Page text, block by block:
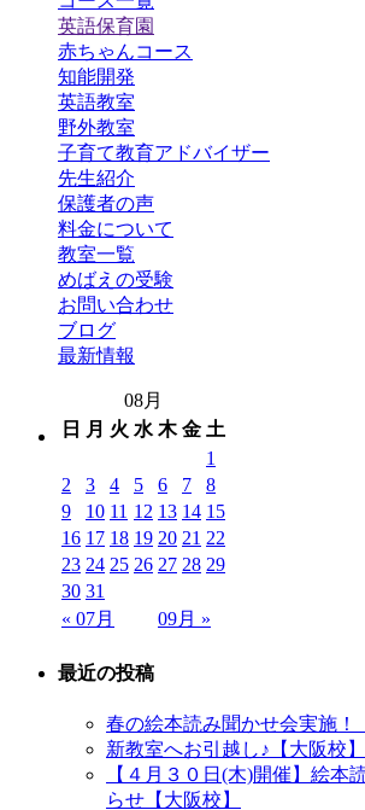
英語保育園
赤ちゃんコース
知能開発
英語教室
野外教室
子育て教育アドバイザー
先生紹介
保護者の声
料金について
教室一覧
めばえの受験
お問い合わせ
ブログ
最新情報
08月
日
月 火 水 木 金 土
« 07月 09月 »
1
2
3 4 5 6 7
8
9
10 11 12 13 14 15
16 17 18 19 20 21 22
23 24 25 26 27 28 29
30 31
最近の投稿
春の絵本読み聞かせ会実施！
新教室へお引越し♪【大阪校】
【４月３０日(木)開催】絵本
らせ【大阪校】